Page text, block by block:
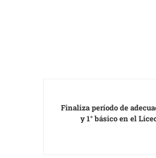
Finaliza período de
y 1° básico en el